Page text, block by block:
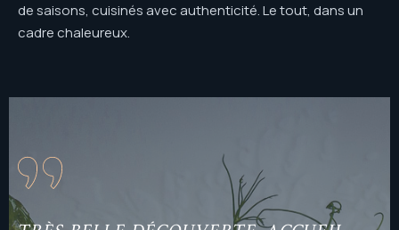
de saisons, cuisinés avec authenticité. Le tout, dans un
cadre chaleureux.